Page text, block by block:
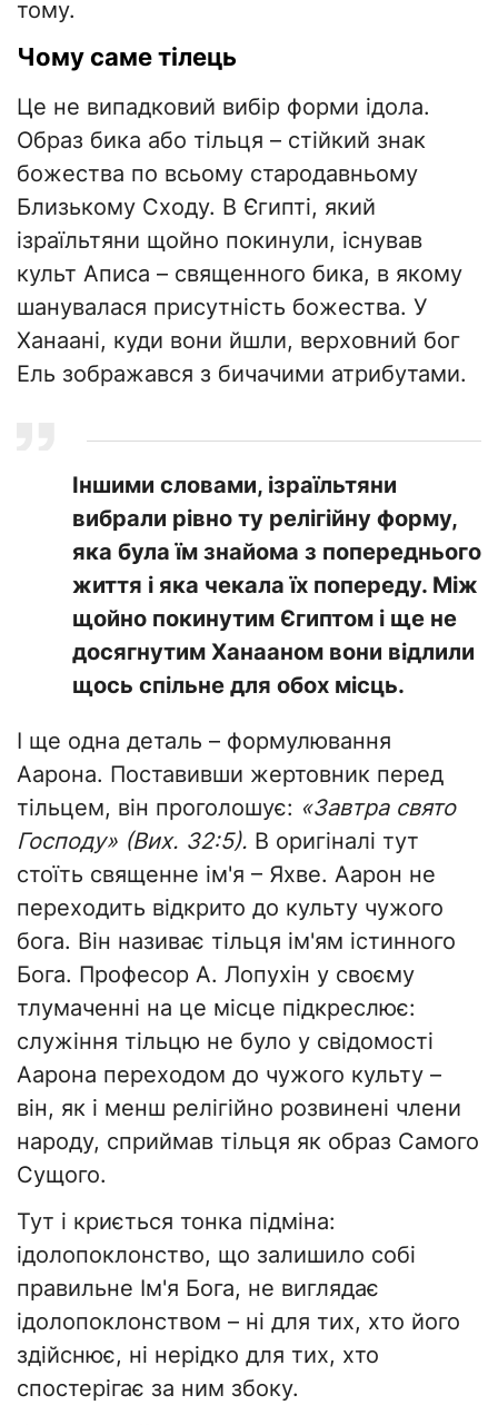
тому.
Чому саме тілець
Це не випадковий вибір форми ідола.
Образ бика або тільця – стійкий знак
божества по всьому стародавньому
Близькому Сходу. В Єгипті, який
ізраїльтяни щойно покинули, існував
культ Аписа – священного бика, в якому
шанувалася присутність божества. У
Ханаані, куди вони йшли, верховний бог
Ель зображався з бичачими атрибутами.
Іншими словами, ізраїльтяни
вибрали рівно ту релігійну форму,
яка була їм знайома з попереднього
життя і яка чекала їх попереду. Між
щойно покинутим Єгиптом і ще не
досягнутим Ханааном вони відлили
щось спільне для обох місць.
І ще одна деталь – формулювання
Аарона. Поставивши жертовник перед
тільцем, він проголошує: «Завтра свято
Господу» (Вих. 32:5). В оригіналі тут
стоїть священне ім'я – Яхве. Аарон не
переходить відкрито до культу чужого
бога. Він називає тільця ім'ям істинного
Бога. Професор А. Лопухін у своєму
тлумаченні на це місце підкреслює:
служіння тільцю не було у свідомості
Аарона переходом до чужого культу –
він, як і менш релігійно розвинені члени
народу, сприймав тільця як образ Самого
Сущого.
Тут і криється тонка підміна:
ідолопоклонство, що залишило собі
правильне Ім'я Бога, не виглядає
ідолопоклонством – ні для тих, хто його
здійснює, ні нерідко для тих, хто
спостерігає за ним збоку.